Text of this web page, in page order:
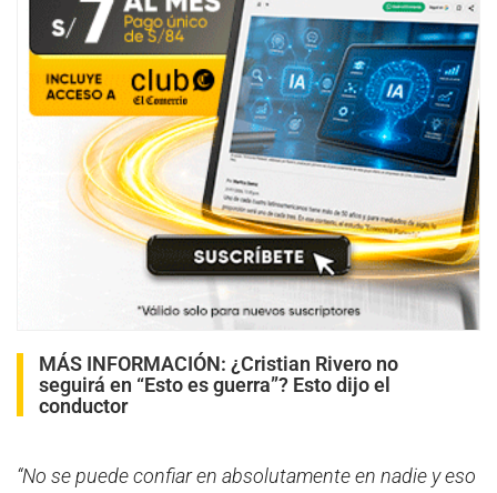
MÁS INFORMACIÓN: ¿Cristian Rivero no
seguirá en “Esto es guerra”? Esto dijo el
conductor
“No se puede confiar en absolutamente en nadie y eso